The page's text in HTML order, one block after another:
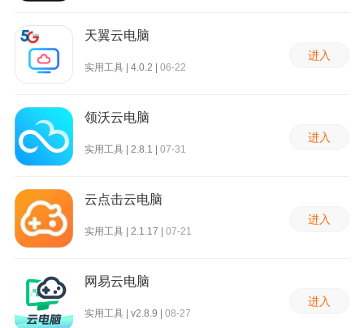
天翼云电脑
实用工具 | 4.0.2 | 06-22
进入
领沃云电脑
实用工具 | 2.8.1 | 07-31
进入
云点击云电脑
实用工具 | 2.1.17 | 07-21
进入
网易云电脑
实用工具 | v2.8.9 | 08-27
进入